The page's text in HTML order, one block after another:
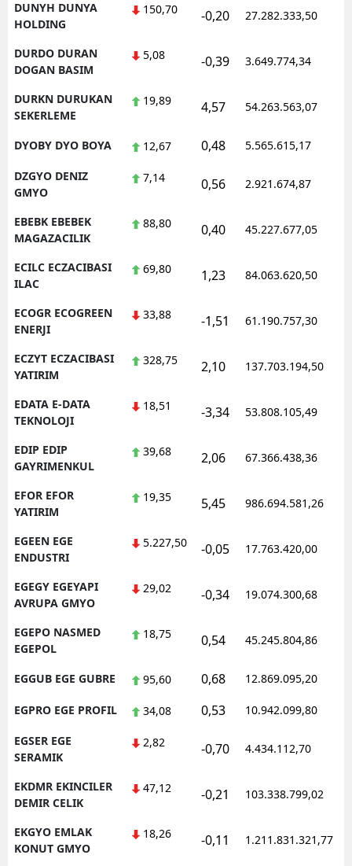
DUNYH DUNYA
HOLDING
150,70 -0,20 27.282.333,50
DURDO DURAN
DOGAN BASIM
5,08 -0,39 3.649.774,34
DURKN DURUKAN
SEKERLEME
19,89 4,57 54.263.563,07
DYOBY DYO BOYA 12,67 0,48 5.565.615,17
DZGYO DENIZ
GMYO
7,14 0,56 2.921.674,87
EBEBK EBEBEK
MAGAZACILIK
88,80 0,40 45.227.677,05
ECILC ECZACIBASI
ILAC
69,80 1,23 84.063.620,50
ECOGR ECOGREEN
ENERJI
33,88 -1,51 61.190.757,30
ECZYT ECZACIBASI
YATIRIM
328,75 2,10 137.703.194,50
EDATA E-DATA
TEKNOLOJI
18,51 -3,34 53.808.105,49
EDIP EDIP
GAYRIMENKUL
39,68 2,06 67.366.438,36
EFOR EFOR
YATIRIM
19,35 5,45 986.694.581,26
EGEEN EGE
ENDUSTRI
5.227,50 -0,05 17.763.420,00
EGEGY EGEYAPI
AVRUPA GMYO
29,02 -0,34 19.074.300,68
EGEPO NASMED
EGEPOL
18,75 0,54 45.245.804,86
EGGUB EGE GUBRE 95,60 0,68 12.869.095,20
EGPRO EGE PROFIL 34,08 0,53 10.942.099,80
EGSER EGE
SERAMIK
2,82 -0,70 4.434.112,70
EKDMR EKINCILER
DEMIR CELIK
47,12 -0,21 103.338.799,02
EKGYO EMLAK
KONUT GMYO
18,26 -0,11 1.211.831.321,77